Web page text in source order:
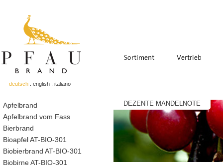
deutsch. english. italiano
DEZENTE MANDELNOTE
Apfelbrand
Apfelbrand vom Fass
Bierbrand
Bioapfel AT-BIO-301
Biobierbrand AT-BIO-301
Biobirne AT-BIO-301